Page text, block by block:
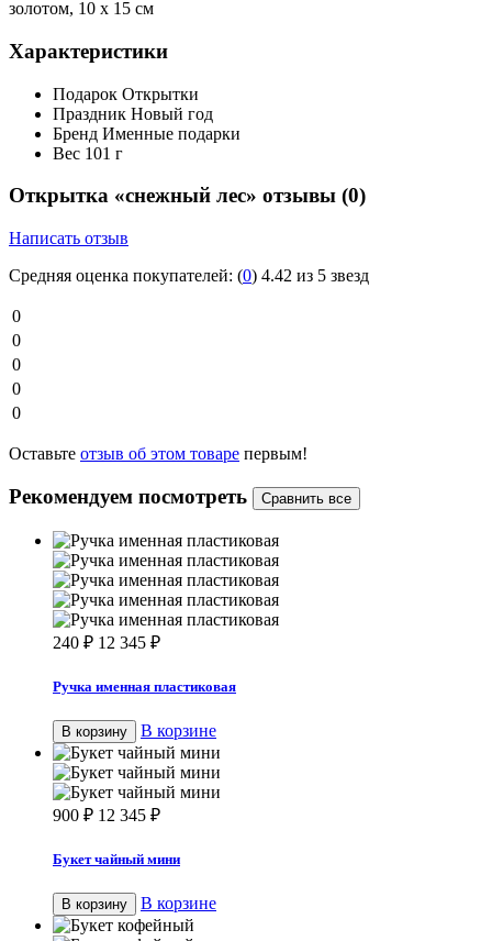
золотом, 10 х 15 см
Характеристики
Подарок Открытки
Праздник Новый год
Бренд Именные подарки
Вес 101 г
Открытка «снежный лес» отзывы (0)
Написать отзыв
Средняя оценка покупателей: (0) 4.42 из 5 звезд
0
0
0
0
0
Оставьте отзыв об этом товаре первым!
Рекомендуем посмотреть
240 ₽ 12 345 ₽
Ручка именная пластиковая
В корзину В корзине
900 ₽ 12 345 ₽
Букет чайный мини
В корзину В корзине